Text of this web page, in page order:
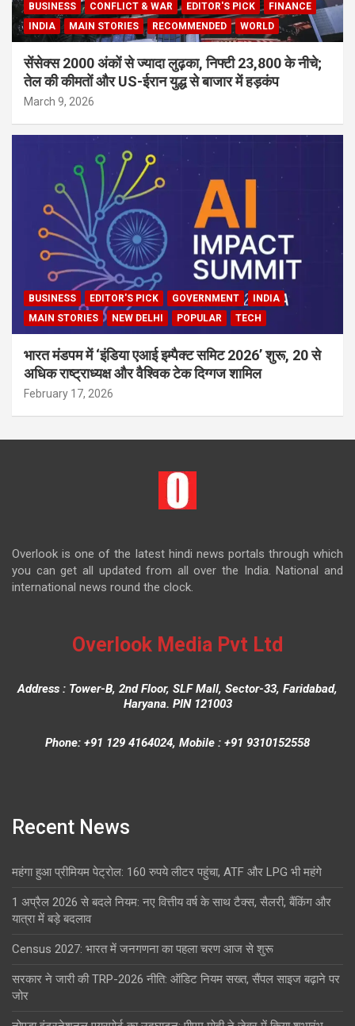
BUSINESS CONFLICT & WAR EDITOR'S PICK
FINANCE
INDIA
MAIN STORIES RECOMMENDED WORLD
सेंसेक्स 2000 अंकों से ज्यादा लुढ़का, निफ्टी 23,800 के नीचे;
तेल की कीमतों और US-ईरान युद्ध से बाजार में हड़कंप
March 9, 2026
BUSINESS EDITOR'S PICK GOVERNMENT
INDIA
MAIN STORIES
NEW DELHI POPULAR TECH
भारत मंडपम में ‘इंडिया एआई इम्पैक्ट समिट 2026’ शुरू, 20 से
अधिक राष्ट्राध्यक्ष और वैश्विक टेक दिग्गज शामिल
February 17, 2026
Overlook is one of the latest hindi news portals through which
you can get all updated from all over the India. National and
international news round the clock.
Overlook Media Pvt Ltd
Address : Tower-B, 2nd Floor, SLF Mall, Sector-33, Faridabad,
Haryana. PIN 121003
Phone: +91 129 4164024, Mobile : +91 9310152558
Recent News
महंगा हुआ प्रीमियम पेट्रोल: 160 रुपये लीटर पहुंचा, ATF और LPG भी महंगे
1 अप्रैल 2026 से बदले नियम: नए वित्तीय वर्ष के साथ टैक्स, सैलरी, बैंकिंग और
यात्रा में बड़े बदलाव
Census 2027: भारत में जनगणना का पहला चरण आज से शुरू
सरकार ने जारी की TRP-2026 नीति: ऑडिट नियम सख्त, सैंपल साइज बढ़ाने पर
जोर